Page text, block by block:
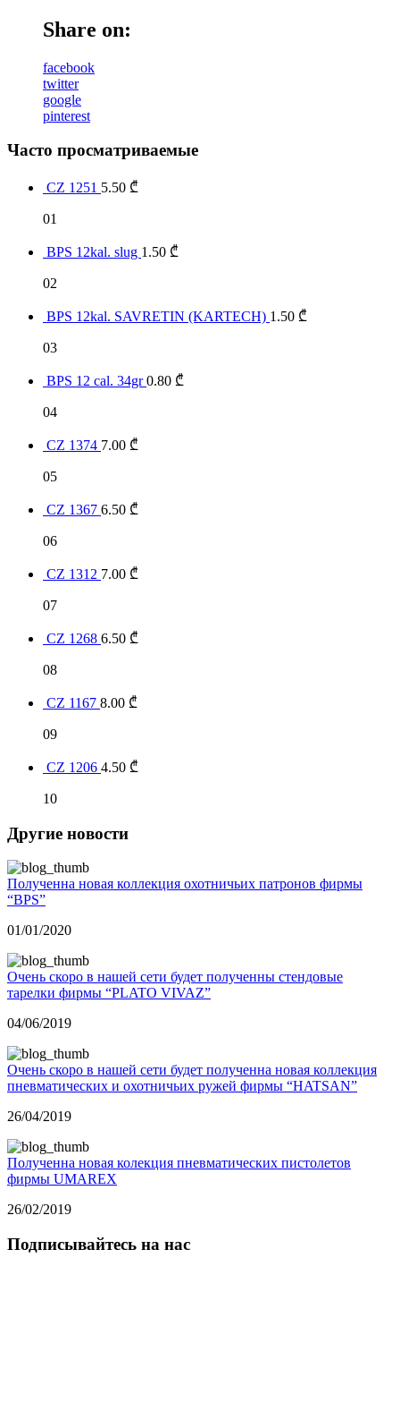
Share on:
facebook
twitter
google
pinterest
Часто просматриваемые
CZ 1251 5.50 ₾
01
BPS 12kal. slug 1.50 ₾
02
BPS 12kal. SAVRETIN (KARTECH) 1.50 ₾
03
BPS 12 cal. 34gr0.80 ₾
04
CZ 1374 7.00 ₾
05
CZ 1367 6.50 ₾
06
CZ 1312 7.00 ₾
07
CZ 1268 6.50 ₾
08
CZ 1167 8.00 ₾
09
CZ 1206 4.50 ₾
10
Другие новости
Полученна новая коллекция охотничьих патронов фирмы
“BPS”
01/01/2020
Очень скоро в нашей сети будет полученны стендовые
тарелки фирмы “PLATO VIVAZ”
04/06/2019
Очень скоро в нашей сети будет полученна новая коллекция
пневматических и охотничьих ружей фирмы “HATSAN”
26/04/2019
Полученна новая колекция пневматических пистолетов
фирмы UMAREX
26/02/2019
Подписывайтесь на нас